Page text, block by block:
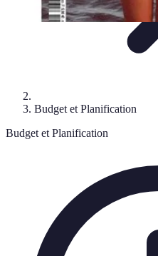
Budget et Planification
Budget et Planification